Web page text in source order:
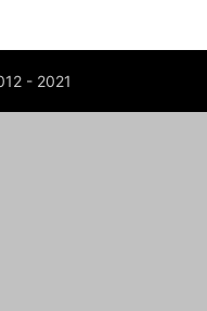
- 2021